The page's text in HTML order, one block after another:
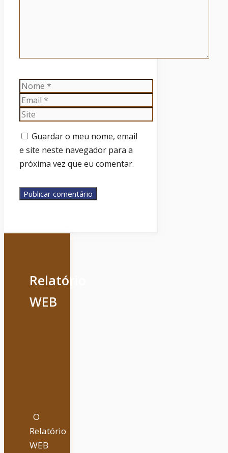
Nome
Email
Site
Guardar o meu nome, email
e site neste navegador para a
próxima vez que eu comentar.
Relatório
WEB
O
Relatório
WEB